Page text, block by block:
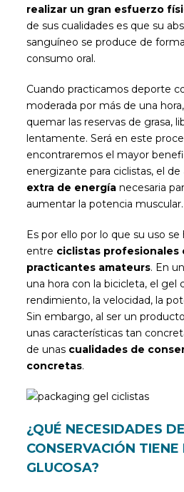
realizar un gran esfuerzo
de sus cualidades es que su
sanguíneo se produce de
consumo oral.
Cuando practicamos deporte
moderada por más de una
quemar las reservas de grasa,
lentamente. Será en este
encontraremos el mayor
energizante para ciclistas, el de
extra de energía necesaria
aumentar la potencia muscular.
Es por ello por lo que su uso
entre ciclistas profesionales
practicantes amateurs. En
una hora con la bicicleta, el gel
rendimiento, la velocidad, la
Sin embargo, al ser un
unas características tan
de unas cualidades de
concretas.
¿QUÉ NECESIDADES DE
CONSERVACIÓN TIENE
GLUCOSA?